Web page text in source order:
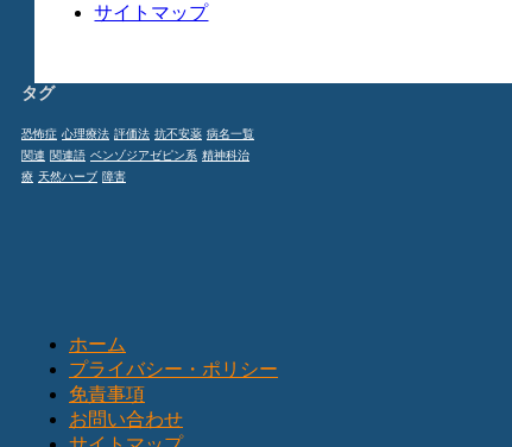
サイトマップ
タグ
恐怖症 心理療法 評価法 抗不安薬 病名一覧
関連 関連語 ベンゾジアゼピン系 精神科治
療 天然ハーブ 障害
ホーム
プライバシー・ポリシー
免責事項
お問い合わせ